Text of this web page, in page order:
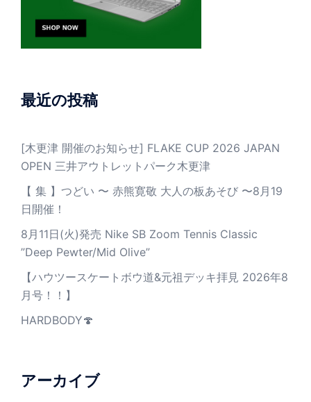
最近の投稿
[木更津 開催のお知らせ] FLAKE CUP 2026 JAPAN
OPEN 三井アウトレットパーク木更津
【 集 】つどい 〜 赤熊寛敬 大人の板あそび 〜8月19
日開催！
8月11日(火)発売 Nike SB Zoom Tennis Classic
”Deep Pewter/Mid Olive”
【ハウツースケートボウ道&元祖デッキ拝見 2026年8
月号！！】
HARDBODY🍄
アーカイブ